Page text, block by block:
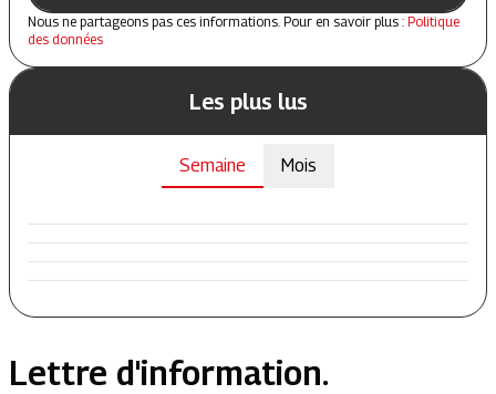
Nous ne partageons pas ces informations. Pour en savoir plus : Politique
des données
Les plus lus
Semaine Mois
Lettre d'information.